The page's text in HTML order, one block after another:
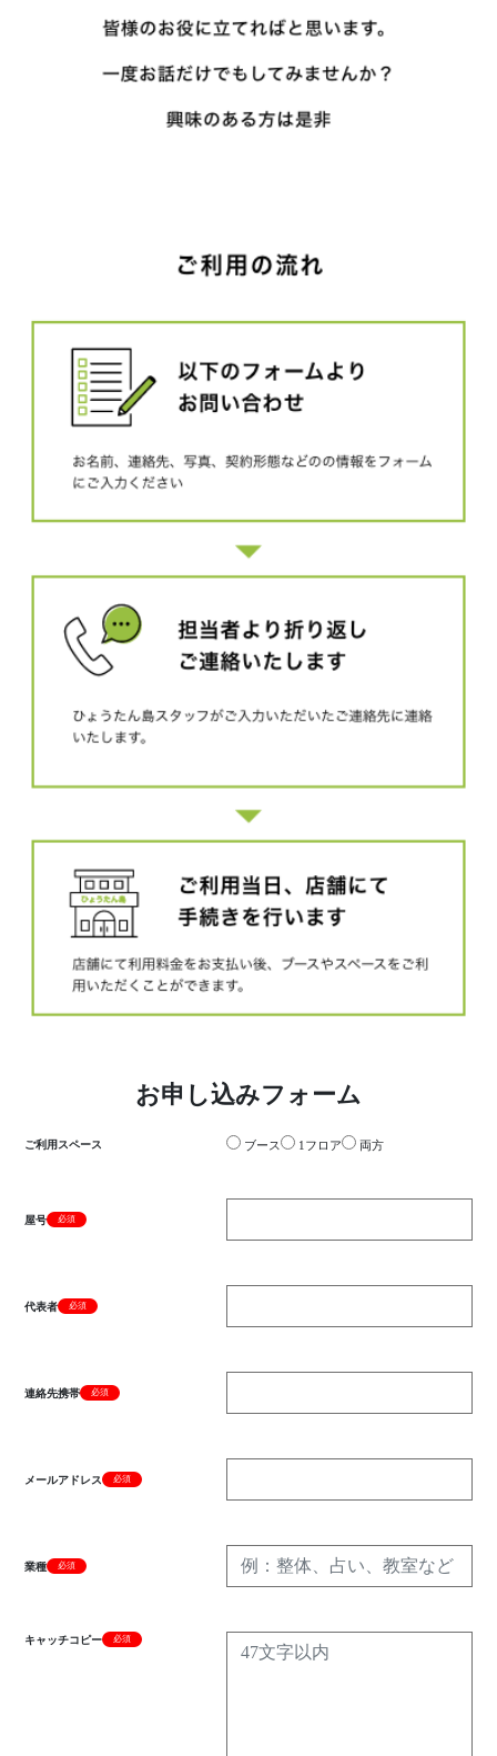
お申し込みフォーム
ご利用スペース ブース 1フロア 両方
屋号 必須
代表者 必須
連絡先携帯 必須
メールアドレス 必須
業種 必須
キャッチコピー 必須